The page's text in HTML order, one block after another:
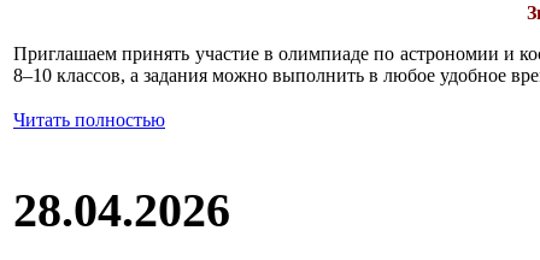
Приглашаем принять участие в олимпиаде по астрономии и
8–10 классов, а задания можно выполнить в любое удобное
Читать полностью
28.04.2026